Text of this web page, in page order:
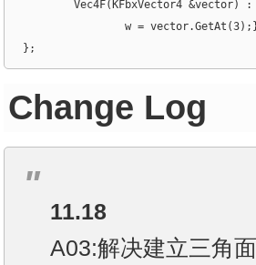
};
Change Log
11.18
A03:解决建立三角